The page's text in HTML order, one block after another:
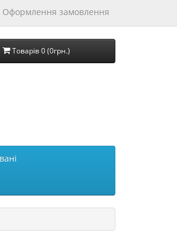
Оформлення замовлення
Товарів 0 (0грн.)